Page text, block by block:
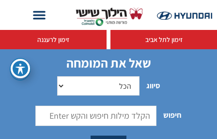
זימון לתל אביב זימון לרעננה
שאל את המומחה
סיווג
חיפוש